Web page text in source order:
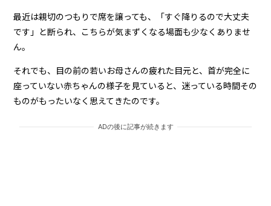
最近は親切のつもりで席を譲っても、「すぐ降りるので大丈夫
です」と断られ、こちらが気まずくなる場面も少なくありませ
ん。
それでも、目の前の若いお母さんの疲れた目元と、首が完全に
座っていない赤ちゃんの様子を見ていると、迷っている時間その
ものがもったいなく思えてきたのです。
ADの後に記事が続きます